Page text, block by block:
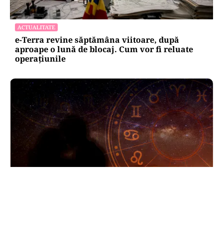
ACTUALITATE
e-Terra revine săptămâna viitoare, după
aproape o lună de blocaj. Cum vor fi reluate
operațiunile